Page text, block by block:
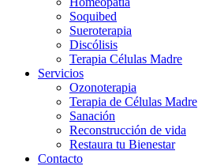
Soquibed
Sueroterapia
Discólisis
Terapia Células Madre
Servicios
Ozonoterapia
Terapia de Células Madre
Sanación
Reconstrucción de vida
Restaura tu Bienestar
Contacto